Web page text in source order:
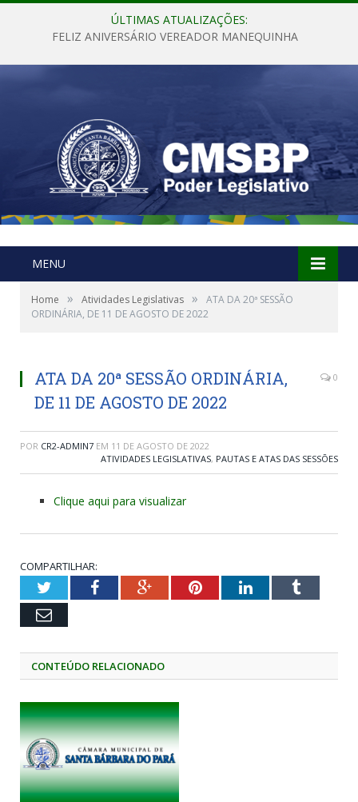
ÚLTIMAS ATUALIZAÇÕES:
FELIZ ANIVERSÁRIO VEREADOR MANEQUINHA
MENU
Home » Atividades Legislativas »
ATA DA 20ª SESSÃO
ORDINÁRIA, DE 11 DE AGOSTO DE 2022
ATA DA 20ª SESSÃO ORDINÁRIA,
DE 11 DE AGOSTO DE 2022
0
POR CR2-ADMIN7 EM 11 DE AGOSTO DE 2022
ATIVIDADES LEGISLATIVAS, PAUTAS E ATAS DAS SESSÕES
Clique aqui para visualizar
COMPARTILHAR:
TwitterFacebookGoogle+PinterestLinkedInTumblr
Email
CONTEÚDO RELACIONADO